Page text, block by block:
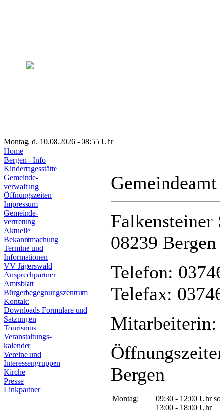
Montag. d. 10.08.2026 - 08:55 Uhr
Home
Bergen - Info
Kindertagesstätte
Gemeinde-
verwaltung
Öffnungszeiten
Impressum
Gemeinde-
vertretung
Aktuelle
Bekanntmachung
Termine und
Informationen
VV Jägerswald
Ansprechpartner
Amtsblatt
Bürgerbegegnungszentrum
Kontakt
Downloads Formulare und
Satzungen
Tourismus
Veranstaltungs-
kalender
Vereine und
Interessen­gruppen
Kirche
Presse
Linkpartner
Falkensteiner
08239 Bergen
Telefon:
Telefax:
Mitarbeiterin:
Bergen
Montag:
09:30 - 12:00 Uhr
13:00 - 18:00 Uhr